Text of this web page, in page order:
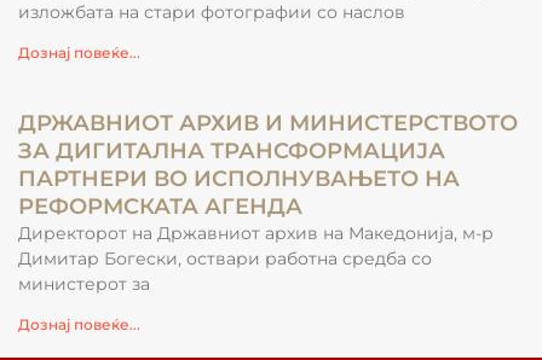
изложбата на стари фотографии со наслов
Дознај повеќе...
ДРЖАВНИОТ АРХИВ И МИНИСТЕРСТВОТО
ЗА ДИГИТАЛНА ТРАНСФОРМАЦИЈА
ПАРТНЕРИ ВО ИСПОЛНУВАЊЕТО НА
РЕФОРМСКАТА АГЕНДА
Директорот на Државниот архив на Македонија, м-р
Димитар Богески, оствари работна средба со
министерот за
Дознај повеќе...